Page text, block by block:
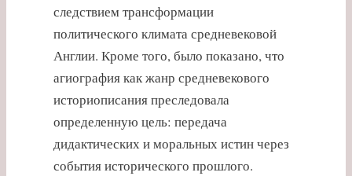
следствием трансформации
политического климата средневековой
Англии. Кроме того, было показано, что
агиография как жанр средневекового
историописания преследовала
определенную цель: передача
дидактических и моральных истин через
события исторического прошлого.